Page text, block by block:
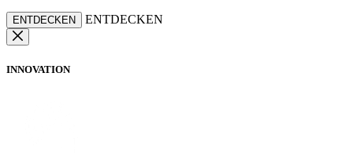
ENTDECKEN ENTDECKEN
INNOVATION